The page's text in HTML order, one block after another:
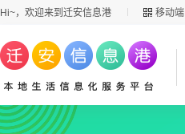
Hi~，欢迎来到迁安信息港 移动端